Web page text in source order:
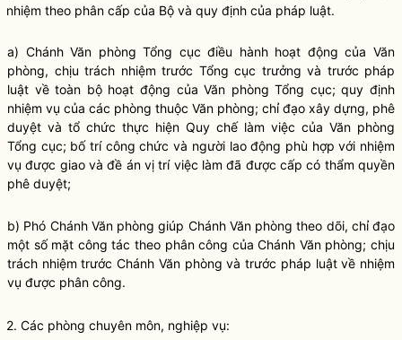
nhiệm theo phân cấp của Bộ và quy định của pháp luật.
a) Chánh Văn phòng Tổng cục điều hành hoạt động của Văn
phòng, chịu trách nhiệm trước Tổng cục trưởng và trước pháp
luật về toàn bộ hoạt động của Văn phòng Tổng cục; quy định
nhiệm vụ của các phòng thuộc Văn phòng; chỉ đạo xây dựng, phê
duyệt và tổ chức thực hiện Quy chếlàm việc của Văn phòng
Tổng cục; bố trí công chức và người lao động phù hợp với nhiệm
vụ được giao và đề án vị trí việc làm đã được cấp có thẩm quyền
phê duyệt;
b) Phó Chánh Văn phòng giúp Chánh Văn phòng theo dõi, chỉ đạo
một số mặt công tác theo phân công củaChánh Văn phòng; chịu
trách nhiệm trướcChánh Văn phòng và trước pháp luậtvề nhiệm
vụ được phân công.
2. Các phòng chuyên môn, nghiệp vụ: